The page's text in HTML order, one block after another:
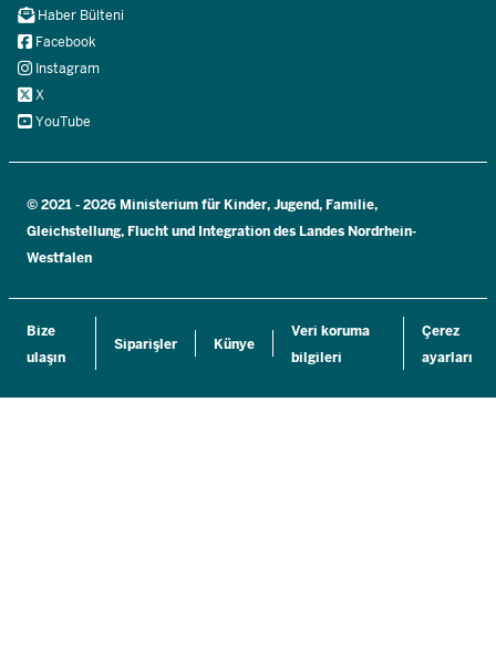
Bize
ulaşın
Siparişler Künye
Veri koruma
bilgileri
Çerez
ayarları
Navi
Social
Haber Bülteni
Facebook
Instagram
X
YouTube
© 2021 - 2026 Ministerium für Kinder, Jugend, Familie,
Gleichstellung, Flucht und Integration des Landes Nordrhein-
Westfalen